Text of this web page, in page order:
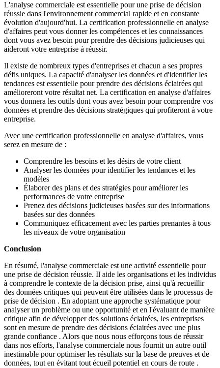
L'analyse commerciale est essentielle pour une prise de décision
réussie dans l'environnement commercial rapide et en constante
évolution d'aujourd'hui. La certification professionnelle en analyse
d'affaires peut vous donner les compétences et les connaissances
dont vous avez besoin pour prendre des décisions judicieuses qui
aideront votre entreprise à réussir.
Il existe de nombreux types d'entreprises et chacun a ses propres
défis uniques. La capacité d'analyser les données et d'identifier les
tendances est essentielle pour prendre des décisions éclairées qui
amélioreront votre résultat net. La certification en analyse d'affaires
vous donnera les outils dont vous avez besoin pour comprendre vos
données et prendre des décisions stratégiques qui profiteront à votre
entreprise.
Avec une certification professionnelle en analyse d'affaires, vous
serez en mesure de :
Comprendre les besoins et les désirs de votre client
Analyser les données pour identifier les tendances et les
modèles
Élaborer des plans et des stratégies pour améliorer les
performances de votre entreprise
Prenez des décisions judicieuses basées sur des informations
basées sur des données
Communiquez efficacement avec les parties prenantes à tous
les niveaux de votre organisation
Conclusion
En résumé, l'analyse commerciale est une activité essentielle pour
une prise de décision réussie. Il aide les organisations et les individus
à comprendre le contexte de la décision prise, ainsi qu'à recueillir
des données critiques qui peuvent être utilisées dans le processus de
prise de décision . En adoptant une approche systématique pour
analyser un problème ou une opportunité et en l'évaluant de manière
critique afin de développer des solutions éclairées, les entreprises
sont en mesure de prendre des décisions éclairées avec une plus
grande confiance . Alors que nous nous efforçons tous de réussir
dans nos efforts, l'analyse commerciale nous fournit un autre outil
inestimable pour optimiser les résultats sur la base de preuves et de
données, tout en évitant tout écueil potentiel en cours de route .